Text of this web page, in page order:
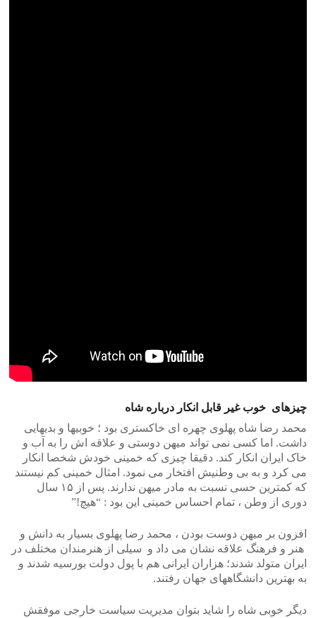
چیزهای خوب غیر قابل انکار درباره شاه
محمد رضا شاه پهلوی چهره ای خاکستری بود ؛ خوبیها و بدیهایی
داشت. اما کسی نمی تواند میهن دوستی و علاقه اش را به آب و
خاک ایران انکار کند. دقیقا چیزی که خمینی خودش شخصا انکار
می کرد و به بی وطنیش افتخار می نمود. امثال خمینی کم نیستند
که کمترین حسی نسبت به مادر میهن ندارند. پس از ۱۵ سال
دوری از وطن ، تمام احساس خمینی این بود : “هیچ!”
افزون بر میهن دوست بودن ، محمد رضا پهلوی بسیار به دانش و
هنر و فرهنگ علاقه نشان می داد و سیلی از هنرمندان مختلف در
ایران متولد شدند؛ هزاران ایرانی هم با پول دولت بورسیه شدند و
به بهترین دانشگاههای جهان رفتند.
دیگر خوبی شاه را شاید بتوان مدیریت سیاست خارجی موفقش